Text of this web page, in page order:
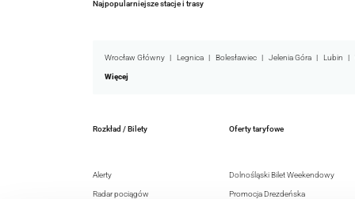
Najpopularniejsze stacje i trasy
Wrocław Główny Legnica Bolesławiec Jelenia Góra Lubin
Więcej
Rozkład / Bilety
Alerty
Radar pociągów
Oferty taryfowe
Dolnośląski Bilet Weekendowy
Promocja Drezdeńska